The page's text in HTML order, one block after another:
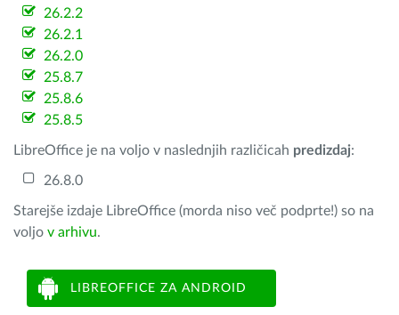
26.2.2
26.2.1
26.2.0
25.8.7
25.8.6
25.8.5
LibreOffice je na voljo v naslednjih različicah predizdaj:
26.8.0
Starejše izdaje LibreOffice (morda niso več podprte!) so na
voljo v arhivu.
LIBREOFFICE ZA ANDROID